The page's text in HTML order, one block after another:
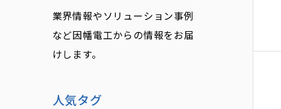
業界情報やソリューション事例
など因幡電工からの情報をお届
けします。
人気タグ